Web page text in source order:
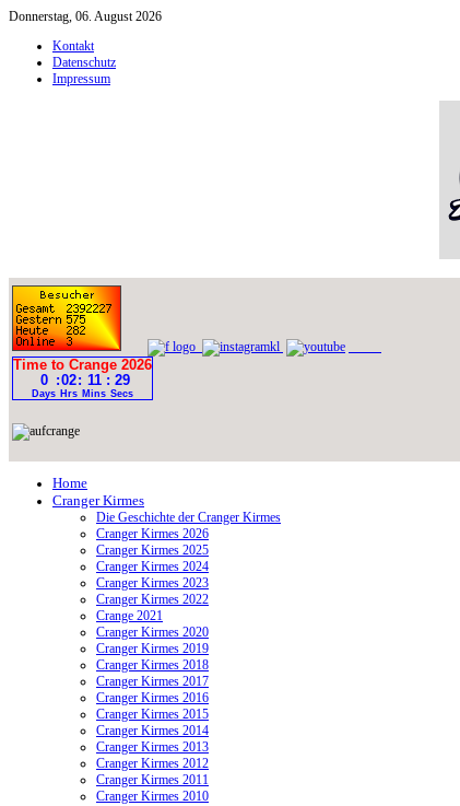
Donnerstag, 06. August 2026
Kontakt
Datenschutz
Impressum
Home
Cranger Kirmes
Die Geschichte der Cranger Kirmes
Cranger Kirmes 2026
Cranger Kirmes 2025
Cranger Kirmes 2024
Cranger Kirmes 2023
Cranger Kirmes 2022
Crange 2021
Cranger Kirmes 2020
Cranger Kirmes 2019
Cranger Kirmes 2018
Cranger Kirmes 2017
Cranger Kirmes 2016
Cranger Kirmes 2015
Cranger Kirmes 2014
Cranger Kirmes 2013
Cranger Kirmes 2012
Cranger Kirmes 2011
Cranger Kirmes 2010